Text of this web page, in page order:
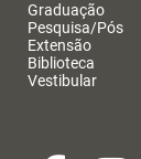
Graduação
Pesquisa/Pós
Extensão
Biblioteca
Vestibular